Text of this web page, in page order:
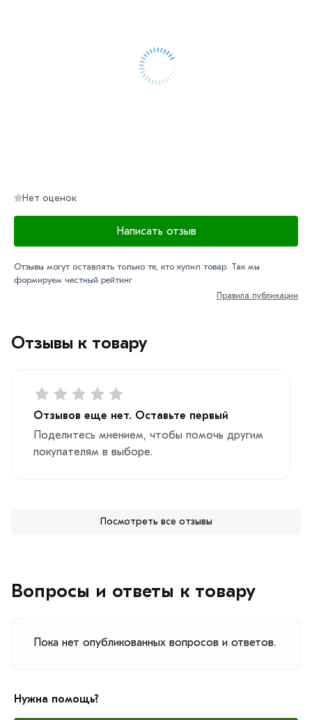
Отзывы к товару
Отзывов еще нет. Оставьте первый
Поделитесь мнением, чтобы помочь другим
покупателям в выборе.
Посмотреть все отзывы
Нет оценок
Написать отзыв
Отзывы могут оставлять только те, кто купил товар. Так мы
формируем честный рейтинг
Правила публикации
Вопросы и ответы к товару
Пока нет опубликованных вопросов и ответов.
Нужна помощь?